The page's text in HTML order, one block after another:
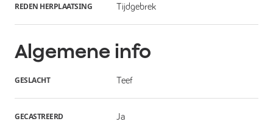
REDEN HERPLAATSING Tijdgebrek
Algemene info
GESLACHT Teef
GECASTREERD Ja